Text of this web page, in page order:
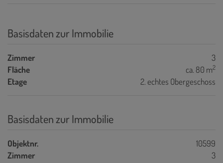
Basisdaten zur Immobilie
Zimmer
3
Fläche
ca. 80 m2
Etage 2. echtes Obergeschoss
Basisdaten zur Immobilie
Objektnr.
10599
Zimmer
3